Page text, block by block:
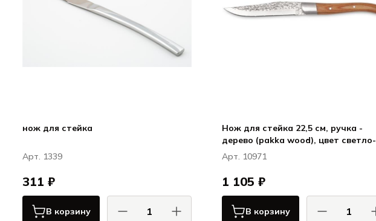
нож для стейка
Арт. 1339
311 ₽
В корзину
Нож для стейка 22,5 см, ручка -
дерево (pakka wood), цвет светло-
коричневый
Арт. 10971
1 105 ₽
В корзину